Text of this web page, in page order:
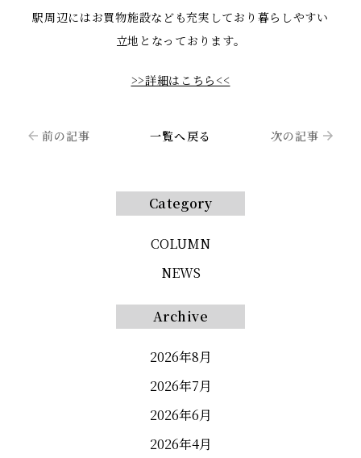
駅周辺にはお買物施設なども充実しており暮らしやすい
立地となっております。
>>詳細はこちら<<
前の記事 一覧へ戻る 次の記事
Category
COLUMN
NEWS
Archive
2026年8月
2026年7月
2026年6月
2026年4月